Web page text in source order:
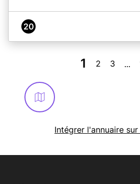
20
1 2 3 ...
Intégrer l'annuaire